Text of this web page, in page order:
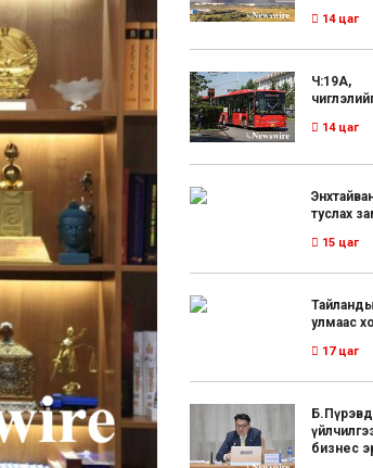
14 цаг
Ч:19А,
чиглэлийг
14 цаг
туслах
15 цаг
улмаас
17 цаг
бизнес